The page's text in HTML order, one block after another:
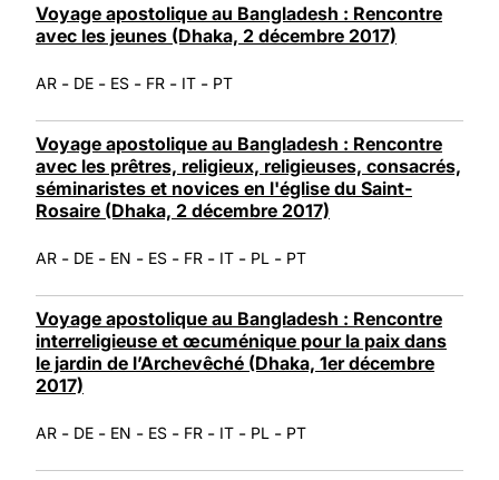
Voyage apostolique au Bangladesh : Rencontre
avec les jeunes (Dhaka, 2 décembre 2017)
AR - DE - ES - FR - IT - PT
Voyage apostolique au Bangladesh : Rencontre
avec les prêtres, religieux, religieuses, consacrés,
séminaristes et novices en l'église du Saint-
Rosaire (Dhaka, 2 décembre 2017)
AR - DE - EN - ES - FR - IT - PL - PT
Voyage apostolique au Bangladesh : Rencontre
interreligieuse et œcuménique pour la paix dans
le jardin de l’Archevêché (Dhaka, 1er décembre
2017)
AR - DE - EN - ES - FR - IT - PL - PT